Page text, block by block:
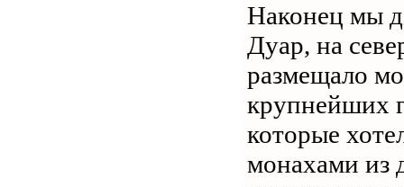
Наконец мы
Дуар, на
размещало
крупнейших
которые
монахами из